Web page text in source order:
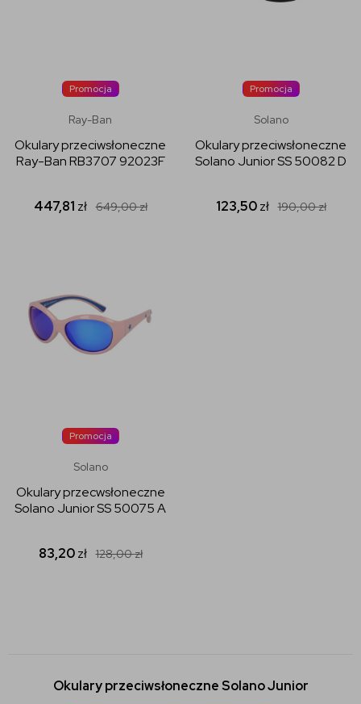
Promocja
Ray-Ban
Okulary przeciwsłoneczne
Ray-Ban RB3707 92023F
447,81 zł 649,00zł
Promocja
Solano
Okulary przeciwsłoneczne
Solano Junior SS 50082 D
123,50zł 190,00zł
Promocja
Solano
Okulary przecwsłoneczne
Solano Junior SS 50075 A
83,20zł 128,00zł
Okulary przeciwsłoneczne Solano Junior